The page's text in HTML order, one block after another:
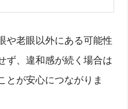
や老眼以外にある可能性
ず、違和感が続く場合は
とが安心につながりま